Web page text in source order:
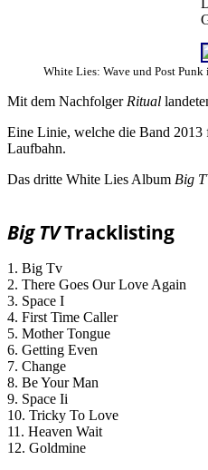
White Lies: Wave und Post
Mit dem Nachfolger Ritual
Eine Linie, welche die Band 2013
Laufbahn.
Das dritte White Lies Album Big
Big TVTracklisting
1. Big Tv
2. There Goes Our Love Again
3. Space I
4. First Time Caller
5. Mother Tongue
6. Getting Even
7. Change
8. Be Your Man
9. Space Ii
10. Tricky To Love
11. Heaven Wait
12. Goldmine